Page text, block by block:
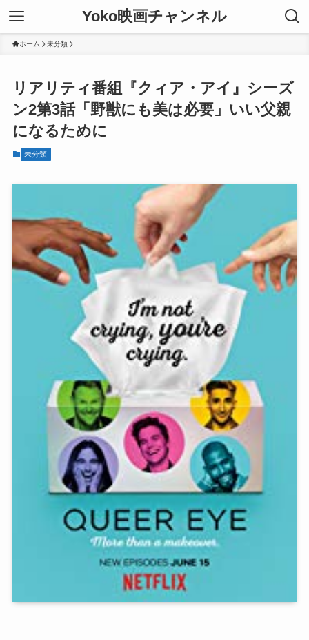
Yoko映画チャンネル
ホーム 未分類
リアリティ番組『クィア・アイ』シーズ
ン2第3話「野獣にも美は必要」いい父親
になるために
未分類